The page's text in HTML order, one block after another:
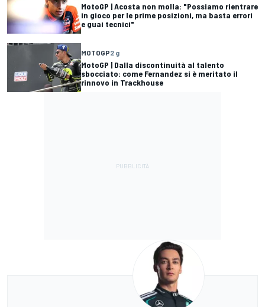
MotoGP | Acosta non molla: "Possiamo rientrare
in gioco per le prime posizioni, ma basta errori
e guai tecnici"
MOTOGP2 g
MotoGP | Dalla discontinuità al talento
sbocciato: come Fernandez si è meritato il
rinnovo in Trackhouse